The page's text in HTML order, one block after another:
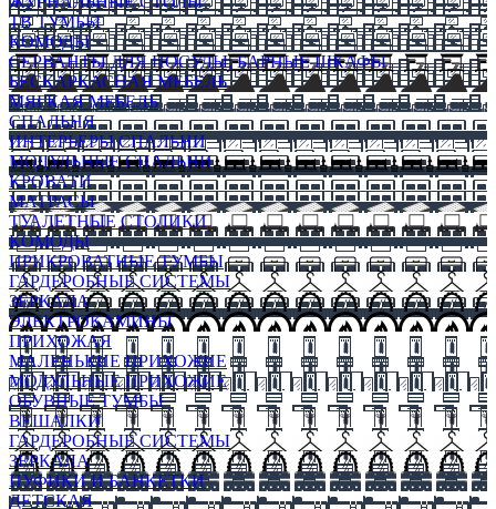
ТВ ТУМБЫ
КОМОДЫ
СЕРВАНТЫ ДЛЯ ПОСУДЫ, БАРНЫЕ ШКАФЫ
БЕСКАРКАСНАЯ МЕБЕЛЬ
МЯГКАЯ МЕБЕЛЬ
СПАЛЬНЯ
ИНТЕРЬЕРЫ СПАЛЬНИ
МОДУЛЬНЫЕ СПАЛЬНИ
КРОВАТИ
МАТРАСЫ
ТУАЛЕТНЫЕ СТОЛИКИ
КОМОДЫ
ПРИКРОВАТНЫЕ ТУМБЫ
ГАРДЕРОБНЫЕ СИСТЕМЫ
ЗЕРКАЛА
ЭЛЕКТРОКАМИНЫ
ПРИХОЖАЯ
МАЛЕНЬКИЕ ПРИХОЖИЕ
МОДУЛЬНЫЕ ПРИХОЖИЕ
ОБУВНЫЕ ТУМБЫ
ВЕШАЛКИ
ГАРДЕРОБНЫЕ СИСТЕМЫ
ЗЕРКАЛА
ПУФИКИ И БАНКЕТКИ
ДЕТСКАЯ